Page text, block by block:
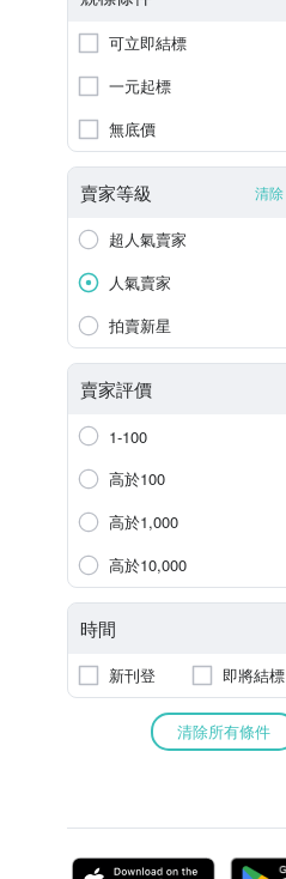
可立即結標
一元起標
無底價
賣家等級 清除
超人氣賣家
人氣賣家
拍賣新星
賣家評價
1-100
高於100
高於1,000
高於10,000
時間
新刊登 即將結標
清除所有條件